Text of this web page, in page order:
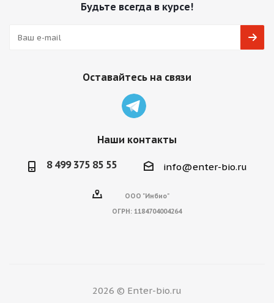
Будьте всегда в курсе!
Оставайтесь на связи
Наши контакты
8 499 375 85 55 info@enter-bio.ru
ООО "Инбио"
ОГРН: 1184704004264
2026 © Enter-bio.ru